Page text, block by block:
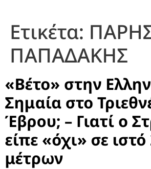
Ετικέτα:
ΠΑΠΑΔΑΚΗΣ
«Βέτο» στην
Σημαία στο
Έβρου; – Γιατί ο
είπε «όχι» σε ιστό
μέτρων